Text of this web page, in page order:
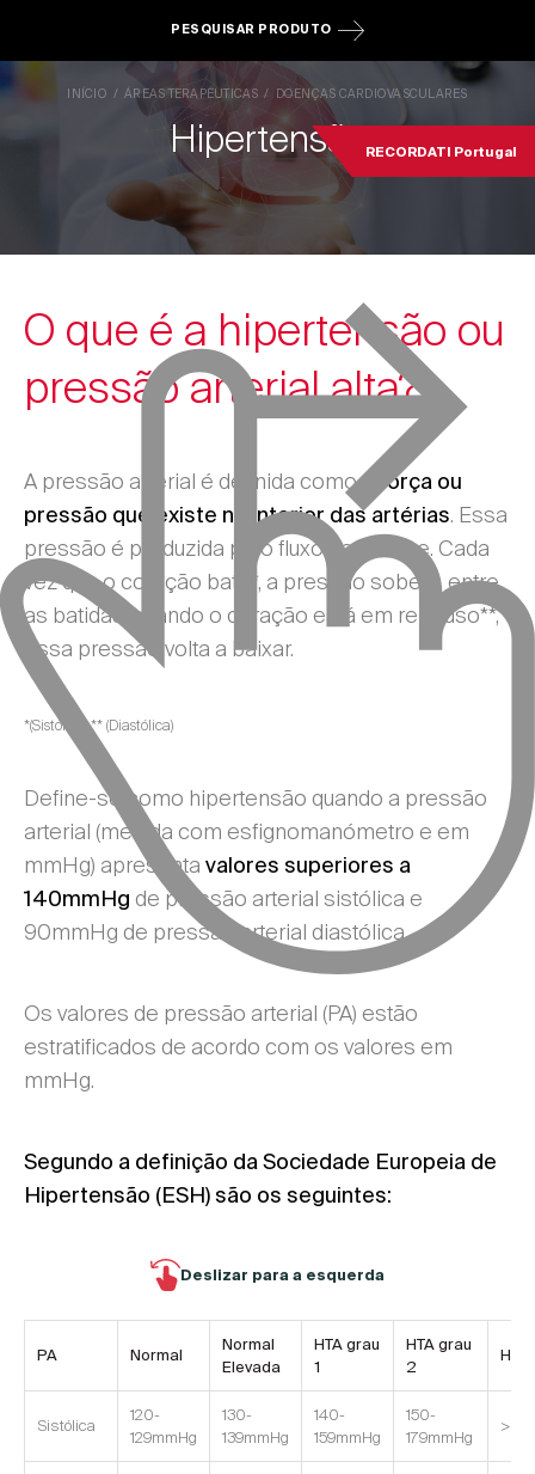
PESQUISAR PRODUTO
RECORDATI Portugal
INÍCIO ÁREAS TERAPÊUTICAS DOENÇAS CARDIOVASCULARES
Hipertensão
O que é a hipertensão ou
pressão arterial alta?
A pressão arterial é definida como a
força ou
pressão que existe no interior das artérias. Essa
pressão é produzida pelo fluxo de sangue. Cada
vez que o coração bate*, a pressão sobe e, entre
as batidas, quando o coração está em repouso**,
essa pressão volta a baixar.
*(Sistólica) ** (Diastólica)
Define-se como hipertensão quando a pressão
arterial (medida com esfignomanómetro e em
mmHg) apresenta valores superiores a
140mmHg de pressão arterial sistólica e
90mmHg de pressão arterial diastólica.
Os valores de pressão arterial (PA) estão
estratificados de acordo com os valores em
mmHg.
Segundo a definição da Sociedade Europeia de
Hipertensão (ESH) são os seguintes:
Deslizar para a esquerda
PA Normal
Normal
Elevada
HTA grau
1
HTA grau
2
HTA
Sistólica
120-
129mmHg
130-
139mmHg
140-
159mmHg
150-
179mmHg